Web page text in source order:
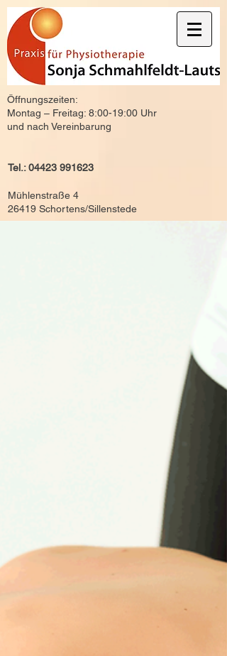
Öffnungszeiten:
Montag – Freitag: 8:00-19:00 Uhr
und nach Vereinbarung
Tel.:04423 991623
Mühlenstraße 4
26419 Schortens/Sillenstede